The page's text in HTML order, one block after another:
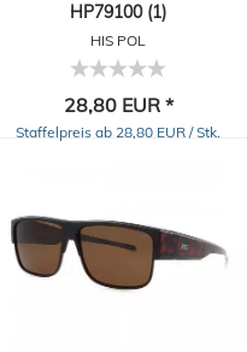
HP79100 (1)
HIS POL
28,80 EUR *
Staffelpreis ab 28,80 EUR / Stk.